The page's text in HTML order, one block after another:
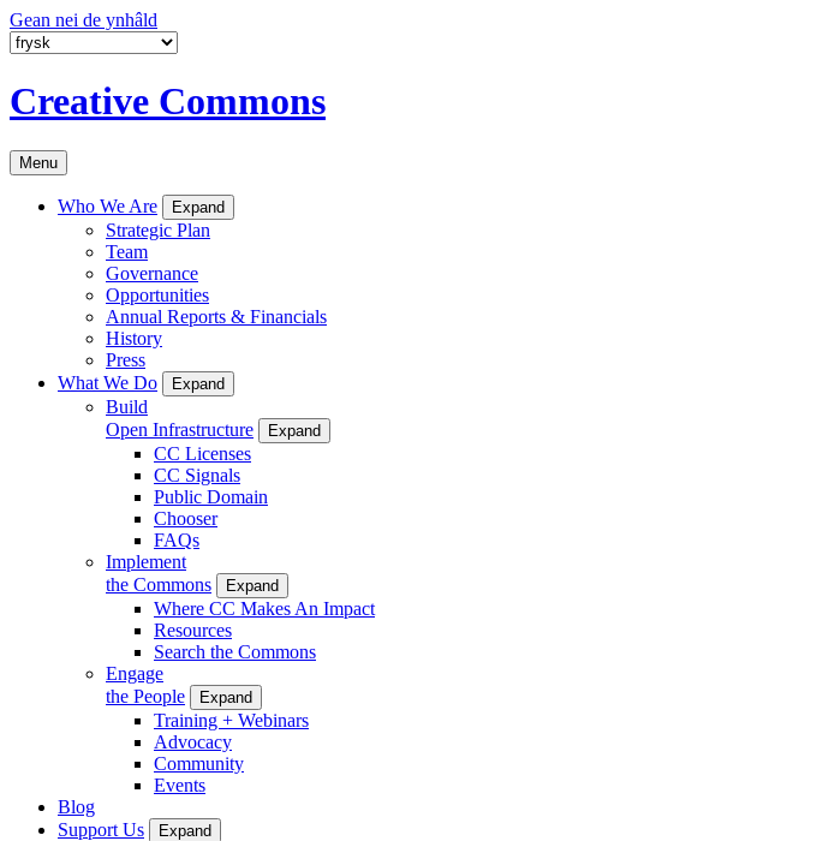
Gean nei de ynhâld
Creative Commons
Menu
Who We Are Expand
Strategic Plan
Team
Governance
Opportunities
Annual Reports & Financials
History
Press
What We Do
Expand
Build
Open Infrastructure
Expand
CC Licenses
CC Signals
Public Domain
Chooser
FAQs
Implement
the Commons
Expand
Where CC Makes An Impact
Resources
Search the Commons
Engage
the People
Expand
Training + Webinars
Advocacy
Community
Events
Blog
Support Us
Expand